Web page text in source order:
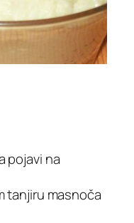
pojavi na
tanjiru masnoča